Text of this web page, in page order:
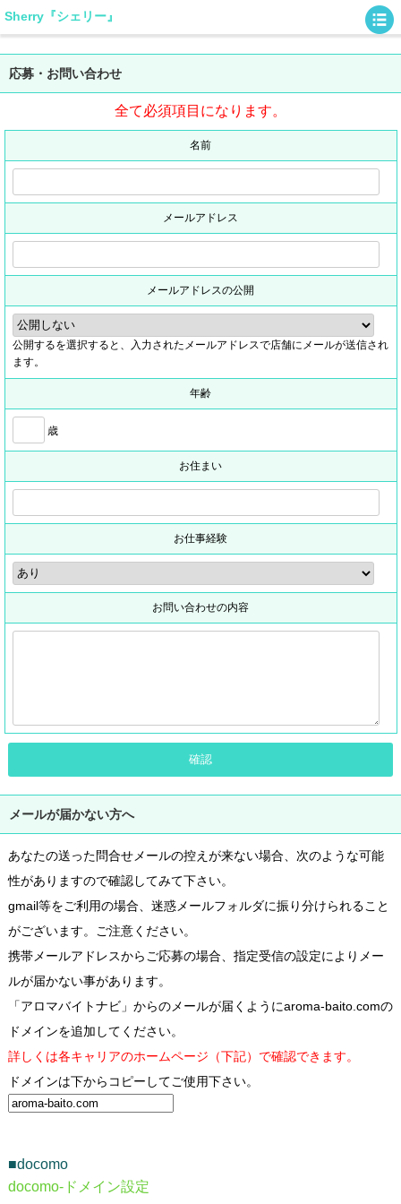
Sherry『シェリー』
応募・お問い合わせ
全て必須項目になります。
名前
メールアドレス
メールアドレスの公開
公開するを選択すると、入力されたメールアドレスで店舗にメールが送信され
ます。
年齢
歳
お住まい
お仕事経験
お問い合わせの内容
メールが届かない方へ
あなたの送った問合せメールの控えが来ない場合、次のような可能
性がありますので確認してみて下さい。
gmail等をご利用の場合、迷惑メールフォルダに振り分けられること
がございます。ご注意ください。
携帯メールアドレスからご応募の場合、指定受信の設定によりメー
ルが届かない事があります。
「アロマバイトナビ」からのメールが届くようにaroma-baito.comの
ドメインを追加してください。
詳しくは各キャリアのホームページ（下記）で確認できます。
ドメインは下からコピーしてご使用下さい。
■docomo
docomo-ドメイン設定